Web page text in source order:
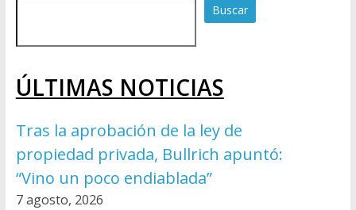
Buscar
ÚLTIMAS NOTICIAS
Tras la aprobación de la ley de
propiedad privada, Bullrich apuntó:
“Vino un poco endiablada”
7 agosto, 2026